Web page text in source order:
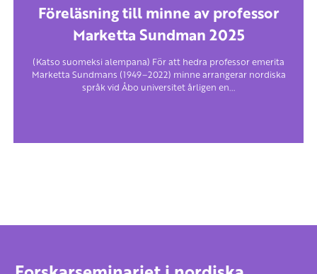
Föreläsning till minne av professor
Marketta Sundman 2025
(Katso suomeksi alempana) För att hedra professor emerita
Marketta Sundmans (1949–2022) minne arrangerar nordiska
språk vid Åbo universitet årligen en...